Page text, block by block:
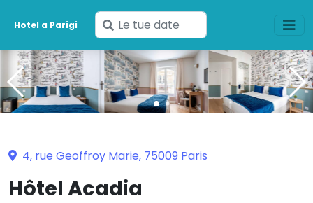
Hotel a Parigi
Inserisci
le
tue
date
4, rue Geoffroy Marie, 75009 Paris
Hôtel Acadia